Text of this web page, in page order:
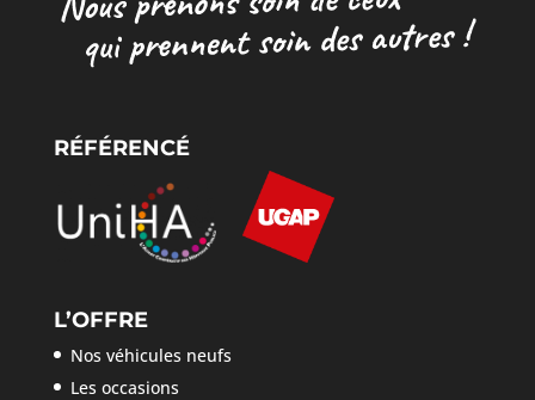
RÉFÉRENCÉ
L’OFFRE
Nos véhicules neufs
Les occasions